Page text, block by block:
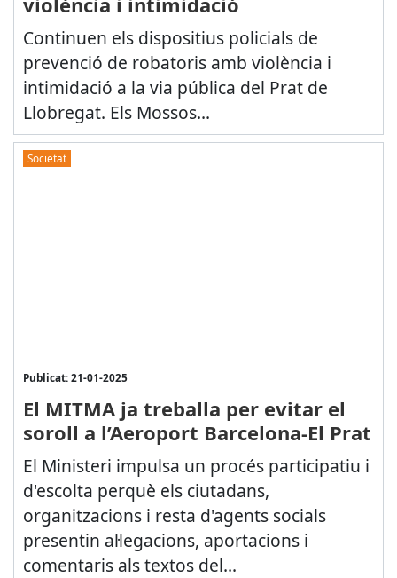
Continuen els dispositius policials de
prevenció de robatoris amb violència i
intimidació a la via pública del Prat de
Llobregat. Els Mossos...
Societat
Publicat: 21-01-2025
El MITMA ja treballa per evitar el
soroll a l’Aeroport Barcelona-El Prat
El Ministeri impulsa un procés participatiu i
d'escolta perquè els ciutadans,
organitzacions i resta d'agents socials
presentin al·legacions, aportacions i
comentaris als textos del...